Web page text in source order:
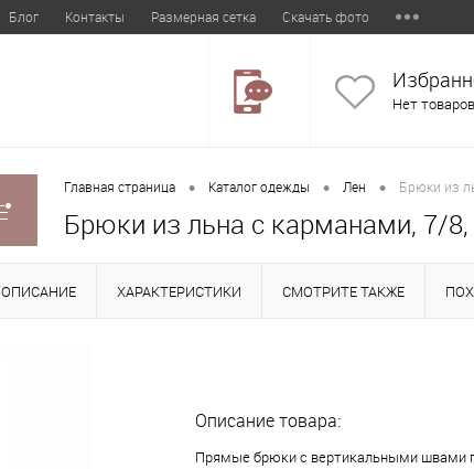
Блог Контакты Размерная сетка Скачать фото
Нет товаров
Главная страница • Каталог одежды • Лен • Брюки из
Брюки из льна с карманами, 7/
ОПИСАНИЕ ХАРАКТЕРИСТИКИ СМОТРИТЕ ТАКЖЕ
Описание товара:
Прямые брюки с вертикальными швами